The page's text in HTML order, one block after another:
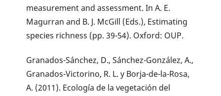
measurement and assessment. In A. E.
Magurran and B. J. McGill (Eds.), Estimating
species richness (pp. 39-54). Oxford: OUP.
Granados-Sánchez, D., Sánchez-González, A.,
Granados-Victorino, R. L. y Borja-de-la-Rosa,
A. (2011). Ecología de la vegetación del